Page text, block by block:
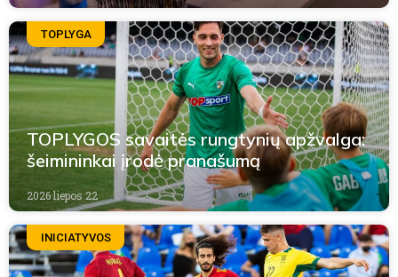
TOPLYGA
TOPLYGOS savaitės rungtynių apžvalga:
šeimininkai įrodė pranašumą
2026 liepos 22
INICIATYVOS